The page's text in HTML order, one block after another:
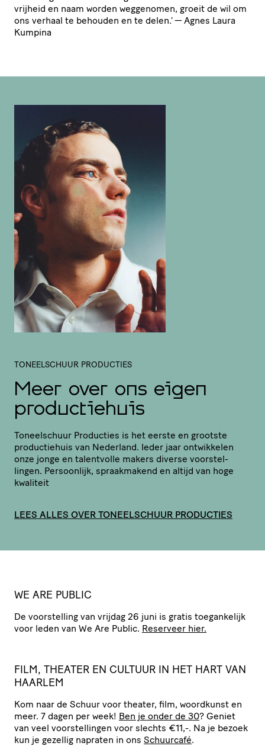
vrijheid en naam worden weggenomen, groeit de wil om
ons verhaal te behouden en te delen.’ — Agnes Laura
Kumpina
TONEELSCHUUR PRODUCTIES
Meer over ons eigen
productiehuis
Toneel­schuur Producties is het eerste en grootste
produc­tie­huis van Nederland. Ieder jaar ontwikkelen
onze jonge en talentvolle makers diverse voor­stel­
lingen. Persoonlijk, spraak­ma­kend en altijd van hoge
kwaliteit
LEES ALLES OVER TONEELSCHUUR PRODUCTIES
WE ARE PUBLIC
De voor­stel­ling van vrijdag 26 juni is gratis toegan­ke­lijk
voor leden van We Are Public. Reserveer hier.
FILM, THEATER EN CULTUUR IN HET HART VAN
HAARLEM
Kom naar de Schuur voor theater, film, woordkunst en
meer. 7 dagen per week! Ben je onder de 30? Geniet
van veel voor­stel­lingen voor slechts €11,-. Na je bezoek
kun je gezellig napraten in ons Schuurcafé.